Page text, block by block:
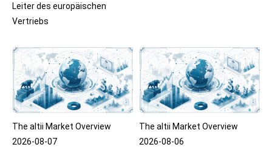
Leiter des europäischen
Vertriebs
The altii Market Overview
2026-08-07
The altii Market Overview
2026-08-06